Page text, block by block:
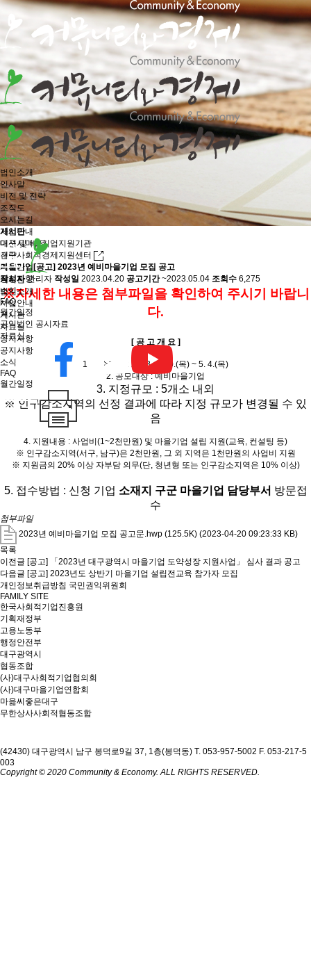
법인소개
인사말
비전 및 전략
조직도
오시는길
사업안내
대구시마을기업지원기관
대구사회적경제지원센터
게시판
공지사항
소식
FAQ
월간일정
공익법인 공시자료
자료실
게시판
게시판
법인소개
사업안내
게시판
자료실
공지사항
공지사항
소식
FAQ
월간일정
미션 및 비전
전략
마을기업 [공고] 2023년 예비마을기업 모집 공고
작성자관리자 작성일 2023.04.20 공고기간~2023.05.04 조회수 6,275
※자세한 내용은 첨부파일을 확인하여 주시기 바랍니
다.
[ 공 고 개 요 ]
1. 접수기간 : 2023. 4. 20.(목) ~ 5. 4.(목)
2. 공모대상 : 예비마을기업
3. 지정규모 : 5개소 내외
※ 인구감소지역의 선정 결과에 따라 지정 규모가 변경될 수 있
음
4. 지원내용 : 사업비(1~2천만원) 및 마을기업 설립 지원(교육, 컨설팅 등)
※ 인구감소지역(서구, 남구)은 2천만원, 그 외 지역은 1천만원의 사업비 지원
※ 지원금의 20% 이상 자부담 의무(단, 청년형 또는 인구감소지역은 10% 이상)
5. 접수방법 : 신청 기업 소재지 구군 마을기업 담당부서 방문접
수
첨부파일
2023년 예비마을기업 모집 공고문.hwp (125.5K) (2023-04-20 09:23:33 KB)
목록
이전글 [공고] 「2023년 대구광역시 마을기업 도약성장 지원사업」 심사 결과 공고
다음글 [공고] 2023년도 상반기 마을기업 설립전교육 참가자 모집
개인정보취급방침 국민권익위원회
FAMILY SITE
한국사회적기업진흥원
기획재정부
고용노동부
행정안전부
대구광역시
협동조합
(사)대구사회적기업협의회
(사)대구마을기업연합회
마읆씨좋은대구
무한상사사회적협동조합
(42430) 대구광역시 남구 봉덕로9길 37, 1층(봉덕동) T. 053-957-5002 F. 053-217-5
003
Copyright © 2020 Community & Economy. ALL RIGHTS RESERVED.